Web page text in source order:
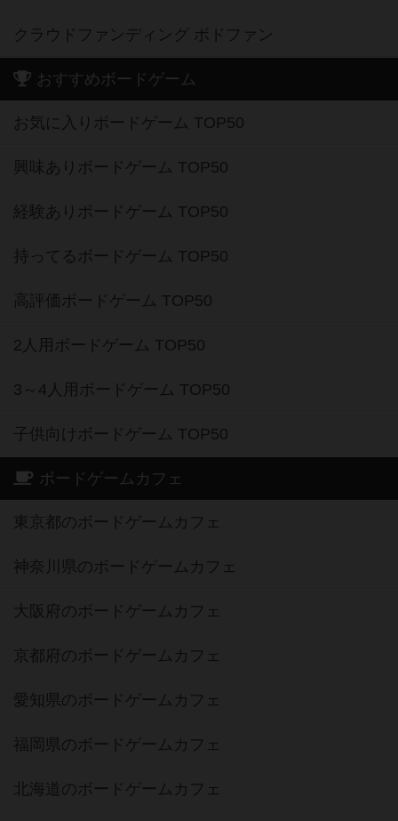
クラウドファンディング ボドファン
おすすめボードゲーム
お気に入りボードゲーム TOP50
興味ありボードゲーム TOP50
経験ありボードゲーム TOP50
持ってるボードゲーム TOP50
高評価ボードゲーム TOP50
2人用ボードゲーム TOP50
3～4人用ボードゲーム TOP50
子供向けボードゲーム TOP50
ボードゲームカフェ
東京都のボードゲームカフェ
神奈川県のボードゲームカフェ
大阪府のボードゲームカフェ
京都府のボードゲームカフェ
愛知県のボードゲームカフェ
福岡県のボードゲームカフェ
北海道のボードゲームカフェ